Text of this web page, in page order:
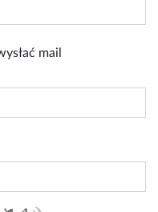
mail